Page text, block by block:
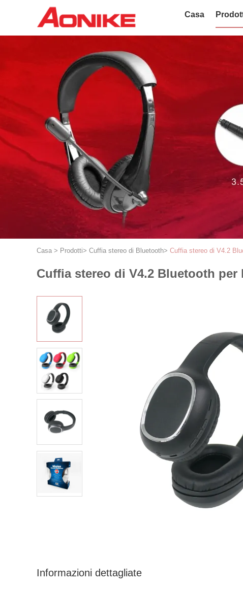
Casa
Casa > Prodotti> Cuffia stereo di Bluetooth> Cuffia stereo di V4.2
Cuffia stereo di V4.2 Bluetooth
Informazioni dettagliate